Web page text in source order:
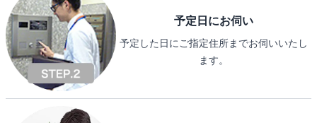
予定日にお伺い
予定した日にご指定住所までお伺いいたし
ます。